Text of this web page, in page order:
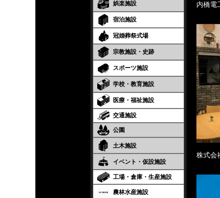
娯楽施設
宿泊施設
冠婚葬祭式場
宗教施設・史跡
スポーツ施設
学校・教育施設
医療・福祉施設
交通施設
公園
土木施設
イベント・仮設施設
工場・倉庫・生産施設
農林水産施設
内橋電
株式会